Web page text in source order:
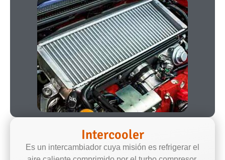
Intercooler
Es un intercambiador cuya misión es refrigerar el